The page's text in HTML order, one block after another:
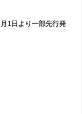
1日より一部先行発